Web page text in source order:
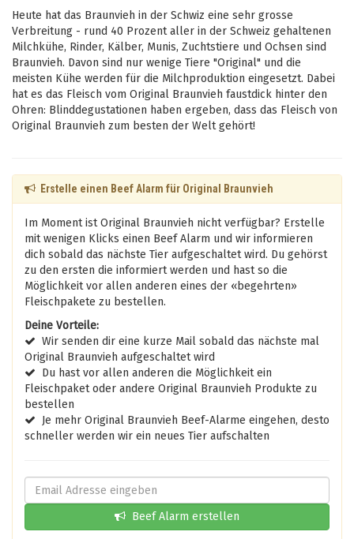
Heute hat das Braunvieh in der Schwiz eine sehr grosse
Verbreitung - rund 40 Prozent aller in der Schweiz gehaltenen
Milchkühe, Rinder, Kälber, Munis, Zuchtstiere und Ochsen sind
Braunvieh. Davon sind nur wenige Tiere "Original" und die
meisten Kühe werden für die Milchproduktion eingesetzt. Dabei
hat es das Fleisch vom Original Braunvieh faustdick hinter den
Ohren: Blinddegustationen haben ergeben, dass das Fleisch von
Original Braunvieh zum besten der Welt gehört!
Erstelle einen Beef Alarm für Original Braunvieh
Im Moment ist Original Braunvieh nicht verfügbar? Erstelle
mit wenigen Klicks einen Beef Alarm und wir informieren
dich sobald das nächste Tier aufgeschaltet wird. Du gehörst
zu den ersten die informiert werden und hast so die
Möglichkeit vor allen anderen eines der «begehrten»
Fleischpakete zu bestellen.
Deine Vorteile:
Wir senden dir eine kurze Mail sobald das nächste mal
Original Braunvieh aufgeschaltet wird
Du hast vor allen anderen die Möglichkeit ein
Fleischpaket oder andere Original Braunvieh Produkte zu
bestellen
Je mehr Original Braunvieh Beef-Alarme eingehen, desto
schneller werden wir ein neues Tier aufschalten
Beef Alarm erstellen